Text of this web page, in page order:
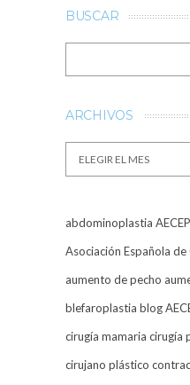
BUSCAR
ARCHIVOS
Archivos
abdominoplastia AECEP
Asociación Española
aumento de pecho
blefaroplastia blog
cirugía mamaria cirugía
cirujano plástico